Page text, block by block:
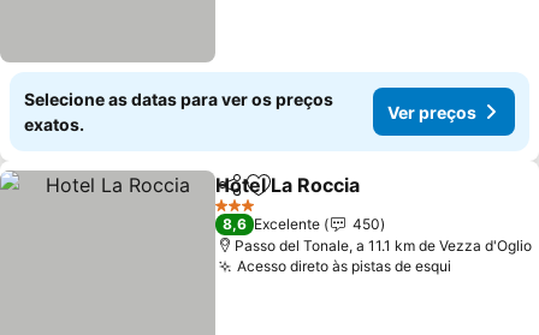
Selecione as datas para ver os preços
exatos.
Ver preços
PartilharAdicionar aos favoritos
Hotel La Roccia
3 Estrelas
8,6 Excelente
450
Passo del Tonale, a 11.1 km de Vezza d'Oglio
Acesso direto às pistas de esqui